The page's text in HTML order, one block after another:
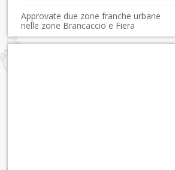
Approvate due zone franche urbane
nelle zone Brancaccio e Fiera